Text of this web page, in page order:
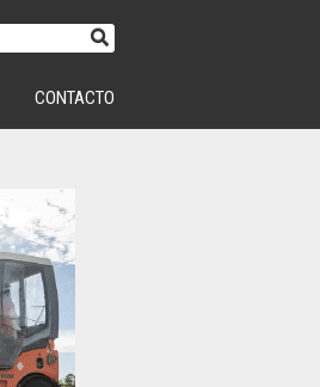
CONTACTO